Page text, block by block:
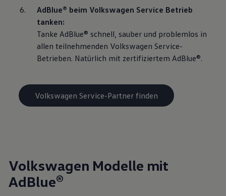
AdBlue® beim Volkswagen Service Betrieb
tanken:
Tanke AdBlue® schnell, sauber und problemlos in
allen teilnehmenden Volkswagen Service-
Betrieben. Natürlich mit zertifiziertem AdBlue®.
Volkswagen Service-Partner finden
Volkswagen Modelle mit
AdBlue®
verwendet um personalisierte Werbung auszuspielen. Sofern Sie
über einen von uns personalisierten Link auf unsere Website
gelangen, können Ihre erzeugten Daten, sofern Sie dem explizit
zugestimmt („Cookies mit Marketingzwecke“) haben, von Ihrem
zugeordneten Händler bzw. im Falle eines Porsche Betriebs, Porsche
Inter Auto GmbH & Co KG, eingesehen werden.
VW Cookie-Richtlinien